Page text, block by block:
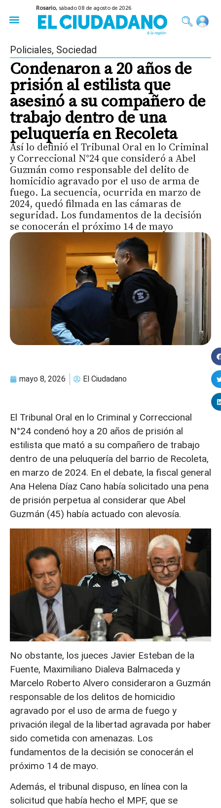
Rosario, sábado 08 de agosto de 2026
Policiales, Sociedad
Condenaron a 20 años de
prisión al estilista que
asesinó a su compañero de
trabajo dentro de una
peluquería en Recoleta
Así lo definió el Tribunal Oral en lo Criminal
y Correccional N°24 que consideró a Abel
Guzmán como responsable del delito de
homicidio agravado por el uso de arma de
fuego. La secuencia, ocurrida en marzo de
2024, quedó filmada en las cámaras de
seguridad. Los fundamentos de la decisión
se conocerán el próximo 14 de mayo
mayo 8, 2026 El Ciudadano
El Tribunal Oral en lo Criminal y Correccional
N°24 condenó hoy a 20 años de prisión al
estilista que mató a su compañero de trabajo
dentro de una peluquería del barrio de Recoleta,
en marzo de 2024. En el debate, la fiscal general
Ana Helena Díaz Cano había solicitado una pena
de prisión perpetua al considerar que Abel
Guzmán (45) había actuado con alevosía.
No obstante, los jueces Javier Esteban de la
Fuente, Maximiliano Dialeva Balmaceda y
Marcelo Roberto Alvero consideraron a Guzmán
responsable de los delitos de homicidio
agravado por el uso de arma de fuego y
privación ilegal de la libertad agravada por haber
sido cometida con amenazas. Los
fundamentos de la decisión se conocerán el
próximo 14 de mayo.
Además, el tribunal dispuso, en línea con la
solicitud que había hecho el MPF, que se